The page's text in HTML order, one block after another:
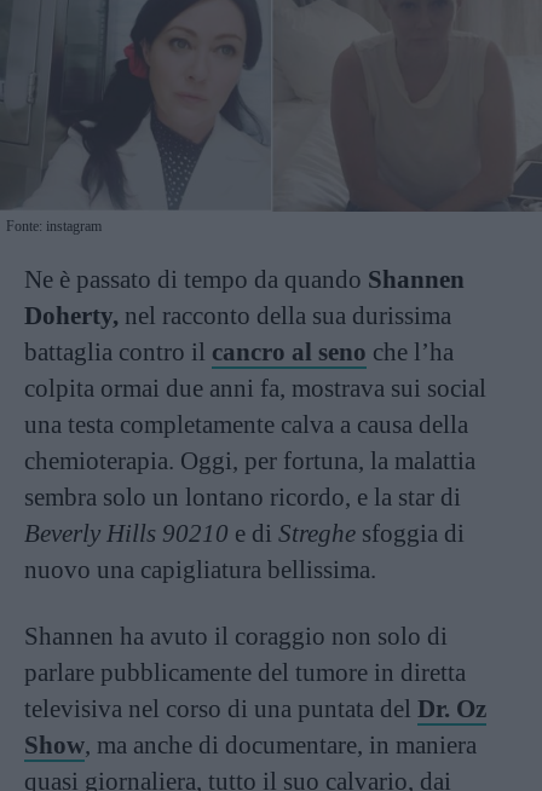
Fonte: instagram
Ne è passato di tempo da quando Shannen
Doherty, nel racconto della sua durissima
battaglia contro il cancro al seno che l’ha
colpita ormai due anni fa, mostrava sui social
una testa completamente calva a causa della
chemioterapia. Oggi, per fortuna, la malattia
sembra solo un lontano ricordo, e la star di
Beverly Hills 90210 e di Streghe sfoggia di
nuovo una capigliatura bellissima.
Shannen ha avuto il coraggio non solo di
parlare pubblicamente del tumore in diretta
televisiva nel corso di una puntata del Dr. Oz
Show, ma anche di documentare, in maniera
quasi giornaliera, tutto il suo calvario, dai